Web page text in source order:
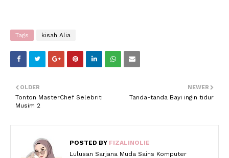
Tags kisah Alia
NEWER
Tanda-tanda Bayi ingin tidur
OLDER
Tonton MasterChef Selebriti
Musim 2
POSTED BY FIZALINOLIE
Lulusan Sarjana Muda Sains Komputer